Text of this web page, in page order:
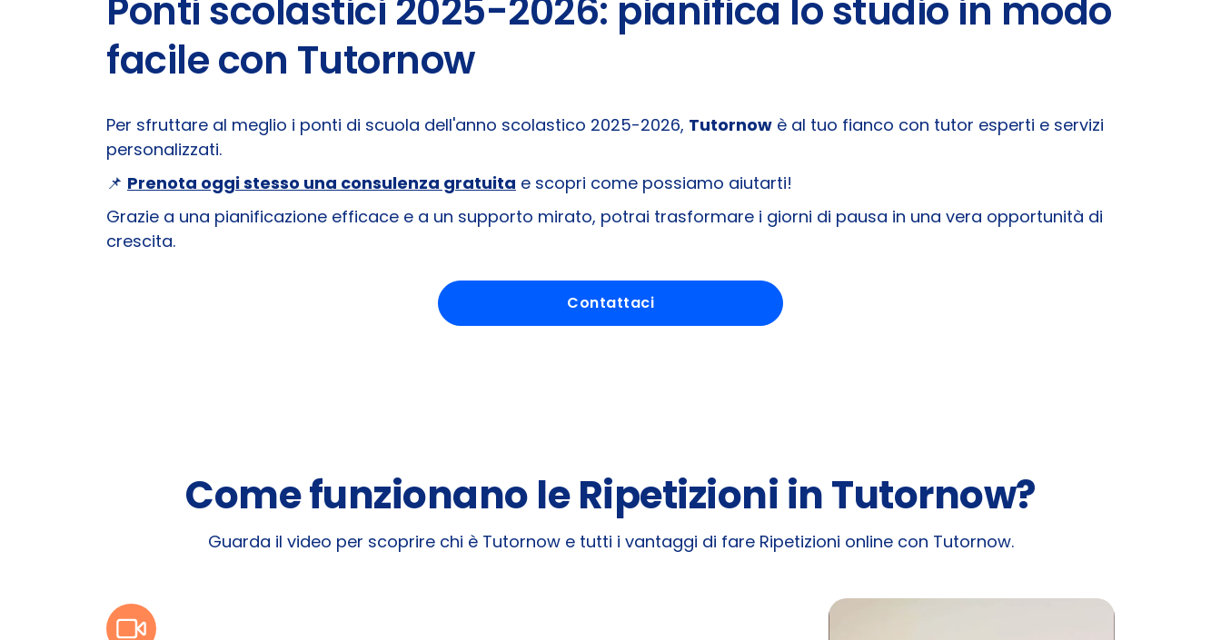
Ponti scolastici 2025-2026: pianifica lo studio in modo
facile con Tutornow
Per sfruttare al meglio i ponti di scuola dell'anno scolastico 2025-2026, Tutornow è al tuo fianco con tutor esperti e servizi
personalizzati.
📌 Prenota oggi stesso una consulenza gratuita e scopri come possiamo aiutarti!
Grazie a una pianificazione efficace e a un supporto mirato, potrai trasformare i giorni di pausa in una vera opportunità di
crescita.
Contattaci
Come funzionano le Ripetizioni in Tutornow?
Guarda il video per scoprire chi è Tutornow e tutti i vantaggi di fare Ripetizioni online con Tutornow.